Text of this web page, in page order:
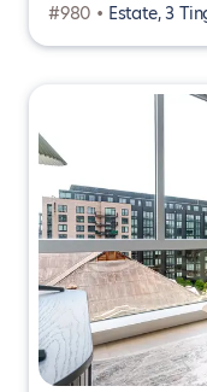
#980 • Estate, 3